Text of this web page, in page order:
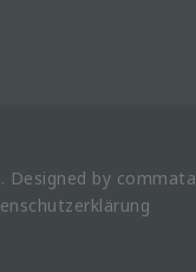
. Designed by commata